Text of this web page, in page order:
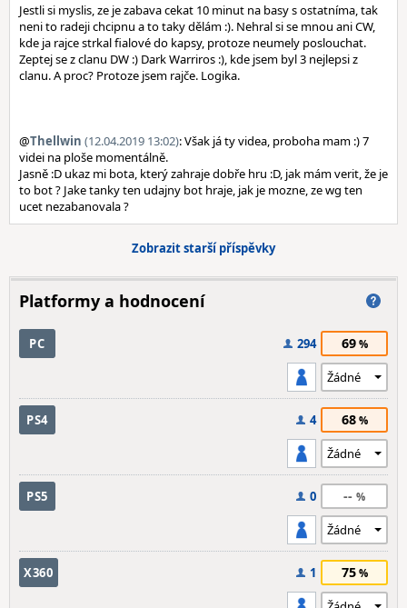
Jestli si myslis, ze je zabava cekat 10 minut na basy s ostatníma, tak
neni to radeji chcipnu a to taky dělám :). Nehral si se mnou ani CW,
kde ja rajce strkal fialové do kapsy, protoze neumely poslouchat.
Zeptej se z clanu DW :) Dark Warriros :), kde jsem byl 3 nejlepsi z
clanu. A proc? Protoze jsem rajče. Logika.
@Thellwin (12.04.2019 13:02): Však já ty videa, proboha mam :) 7
videi na ploše momentálně.
Jasně :D ukaz mi bota, který zahraje dobře hru :D, jak mám verit, že je
to bot ? Jake tanky ten udajny bot hraje, jak je mozne, ze wg ten
ucet nezabanovala ?
Zobrazit starší příspěvky
Platformy a hodnocení
PC 294 69
PS4 4 68
PS5 0 --
X360 1 75